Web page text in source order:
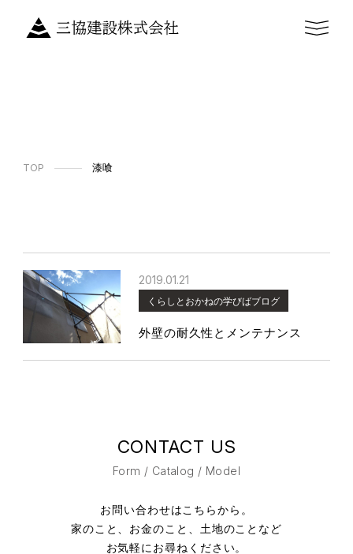
TOP 漆喰
2019.01.21
くらしとおかねの学びばブログ
外壁の耐久性とメンテナンス
CONTACT US
Form / Catalog / Model
お問い合わせはこちらから。
家のこと、お金のこと、土地のことなど
お気軽にお尋ねください。